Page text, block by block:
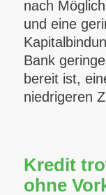
nach
und eine
Bank
bereit ist,
niedrigeren
Kredit
ohne